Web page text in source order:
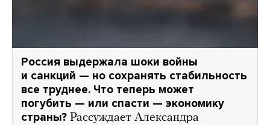
Россия выдержала шоки войны
и санкций — но сохранять стабильность
все труднее. Что теперь может
погубить — или спасти — экономику
страны? Рассуждает Александра